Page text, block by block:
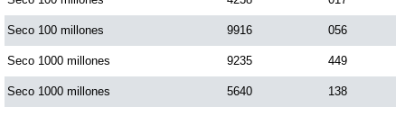
Seco 100 millones 9916 056
Seco 1000 millones 9235 449
Seco 1000 millones 5640 138